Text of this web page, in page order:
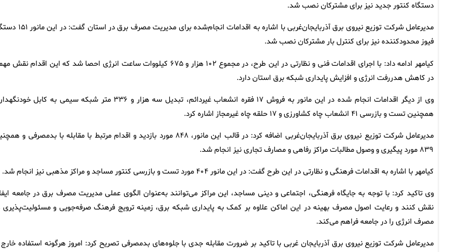
دستگاه کنتور جدید نیز برای مشترکان نصب شد.
مدیرعامل شرکت توزیع نیروی برق آذربایجان‌غربی با اشاره به اقدامات انجام‌شده برای
فیوز محدودکننده نیز برای کنترل بار مشترکان نصب شد.
کیامهر ادامه داد: با اجرای اقدامات فنی و نظارتی در این طرح، در مجموع ۱۰۲ هزار و ۶۷۵ کیلووات‌ ساعت انرژی احصا شد که این اقدام
در کاهش هدررفت انرژی و افزایش پایداری شبکه برق استان دارد.
وی از دیگر اقدامات انجام شده در این مانور به فروش ۱۷ فقره انشعاب غیردائم، تبدیل سه هزار و ۳۳۶ متر شبکه سیمی به کابل
همچنین تست و بازرسی ۴۱ انشعاب چاه کشاورزی و ۱۷ حلقه چاه غیرمجاز اشاره کرد.
مدیرعامل شرکت توزیع نیروی برق آذربایجان‌غربی اضافه کرد: در قالب این مانور، ۸۴۸ مورد بازدید و اقدام مرتبط با مقابله با بدمصرفی و
۸۳۹ مورد پیگیری و وصول مطالبات مراکز رفاهی و مصارف تجاری نیز انجام شد.
کیامهر با اشاره به اقدامات فرهنگی و نظارتی در این طرح گفت: در این مانور ۴۰۴ مورد تست و بازرسی کنتور مساجد و مراکز مذهبی نیز انجام شد.
وی تاکید کرد: با توجه به جایگاه فرهنگی، اجتماعی و دینی مساجد، این مراکز می‌توانند به‌عنوان الگوی عملی مدیریت مصرف برق در جامعه
نقش کنند و رعایت اصول مصرف بهینه در این اماکن علاوه بر کمک به پایداری شبکه برق، زمینه ترویج فرهنگ صرفه‌جویی و مسئولیت‌پذیری
مصرف انرژی را در جامعه فراهم می‌کند.
مدیرعامل شرکت توزیع نیروی برق آذربایجان غربی با تاکید بر ضرورت مقابله جدی با جلوه‌های بدمصرفی تصریح کرد: امروز هرگونه استفاده خارج